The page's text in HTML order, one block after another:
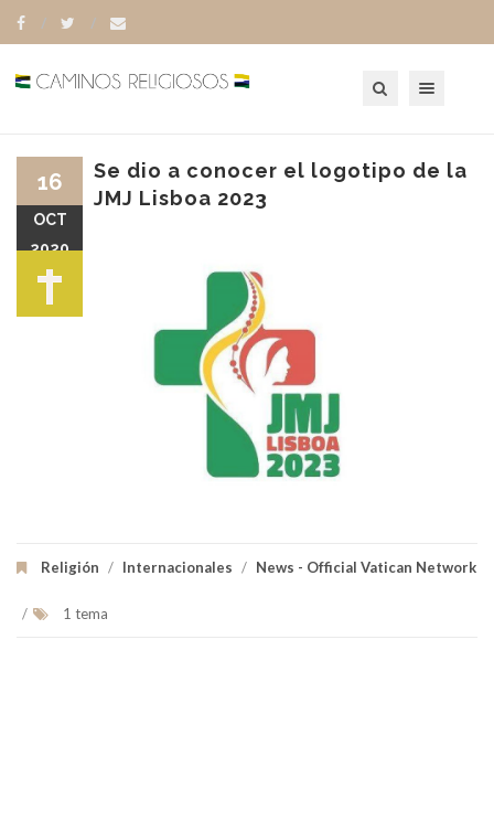
Se dio a conocer el logotipo de la
JMJ Lisboa 2023
Religión / Internacionales / News - Official Vatican Network
/ 1 tema
16
OCT
2020